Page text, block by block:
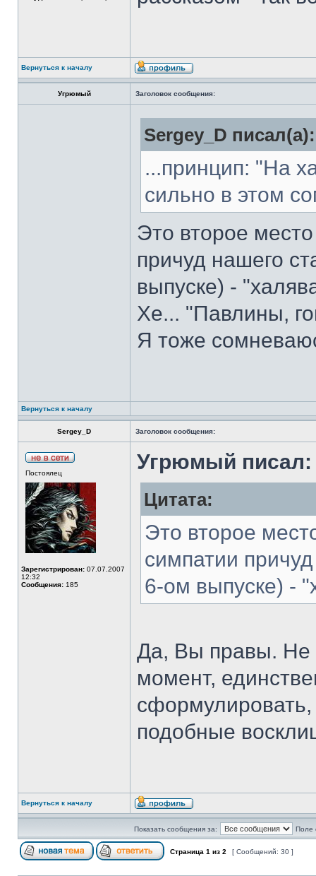
Вернуться к началу
Угрюмый Заголовок сообщения:
Sergey_D писал(а):
...принцип: "На
сильно в этом
Это второе
причуд нашего
выпуске) -
Хе... "Павлины,
Я тоже
Вернуться к началу
Sergey_D Заголовок сообщения:
Постоялец
Зарегистрирован: 07.07.2007
12:32
Сообщения: 185
Угрюмый писал:
Цитата:
Это второе
симпатии
6-ом выпуске) -
Да, Вы правы. Не
момент,
подобные
Вернуться к началу
Показать сообщения за: Поле
Страница 1 из 2 [ Сообщений: 30 ]